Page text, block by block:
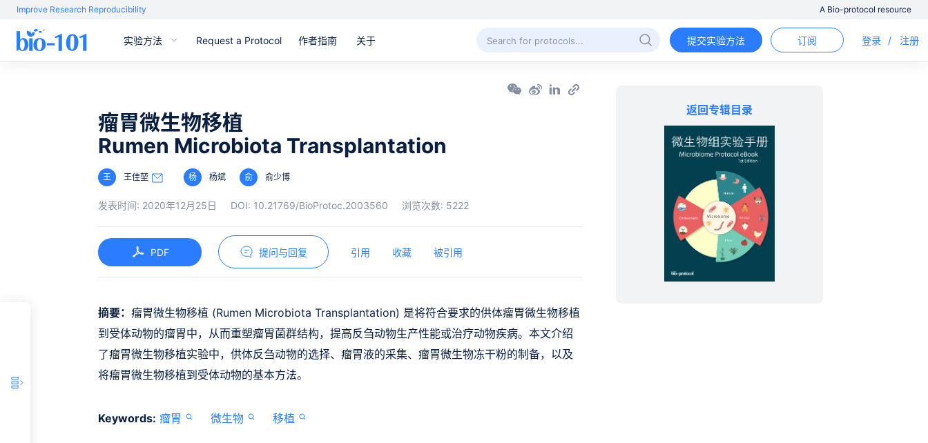
Improve Research Reproducibility A Bio-protocol resource
实验方法 Request a Protocol 作者指南 关于 提交实验方法 订阅 登录 / 注册
瘤胃微生物移植
Rumen Microbiota Transplantation
王 王佳堃 杨 杨斌 俞 俞少博
发表时间: 2020年12月25日 DOI: 10.21769/BioProtoc.2003560 浏览次数: 5222
返回专辑目录
PDF 提问与回复 引用 收藏 被引用
摘要： 瘤胃微生物移植 (Rumen Microbiota Transplantation) 是将符合要求的供体瘤胃微生物移植
到受体动物的瘤胃中，从而重塑瘤胃菌群结构，提高反刍动物生产性能或治疗动物疾病。本文介绍
了瘤胃微生物移植实验中，供体反刍动物的选择、瘤胃液的采集、瘤胃微生物冻干粉的制备，以及
将瘤胃微生物移植到受体动物的基本方法。
Keywords: 瘤胃 微生物 移植